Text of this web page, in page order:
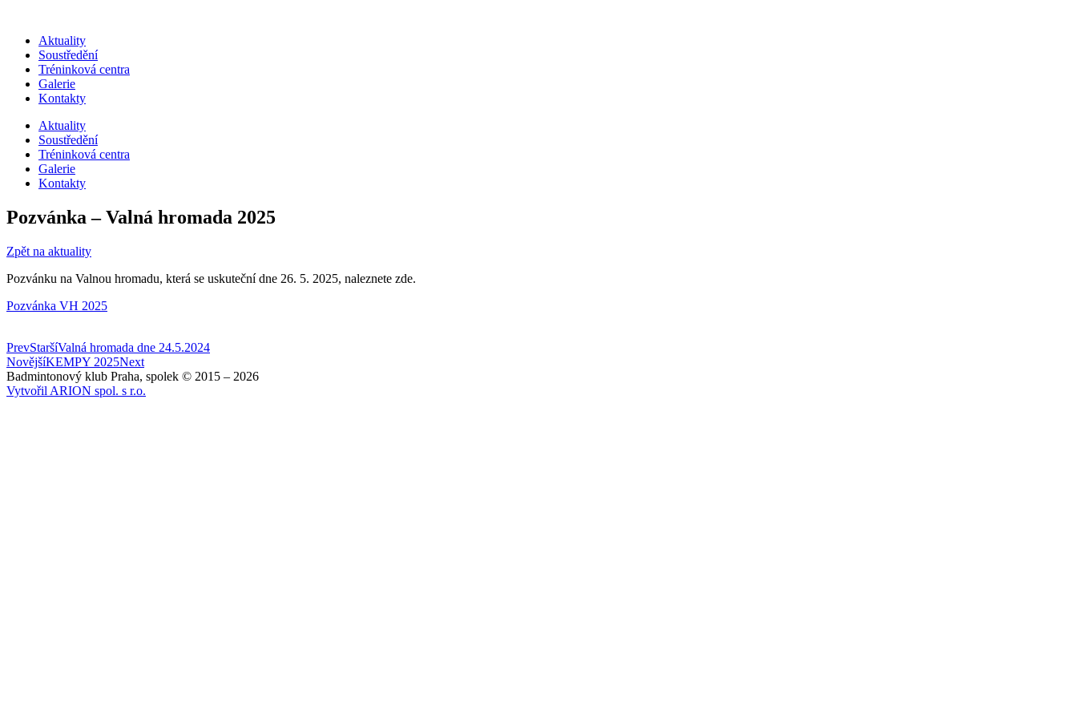
obsahuAktuality
Soustředění
Tréninková centra
Galerie
Kontakty
Aktuality
Soustředění
Tréninková centra
Galerie
Kontakty
Pozvánka – Valná hromada 2025
Zpět na aktuality
Pozvánku na Valnou hromadu, která se uskuteční dne 26. 5. 2025, naleznete zde.
Pozvánka VH 2025
PrevStaršíValná hromada dne 24.5.2024
NovějšíKEMPY 2025Next
Badmintonový klub Praha, spolek © 2015 – 2026
Vytvořil ARION spol. s r.o.